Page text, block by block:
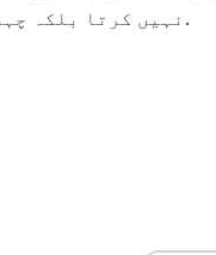
نہیں کرتا بلکہ چہرے سے تمام چھڑکیں بھی ہٹاتا ہے.